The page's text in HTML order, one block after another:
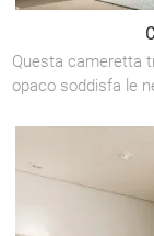
Questa cameretta
opaco soddisfa le